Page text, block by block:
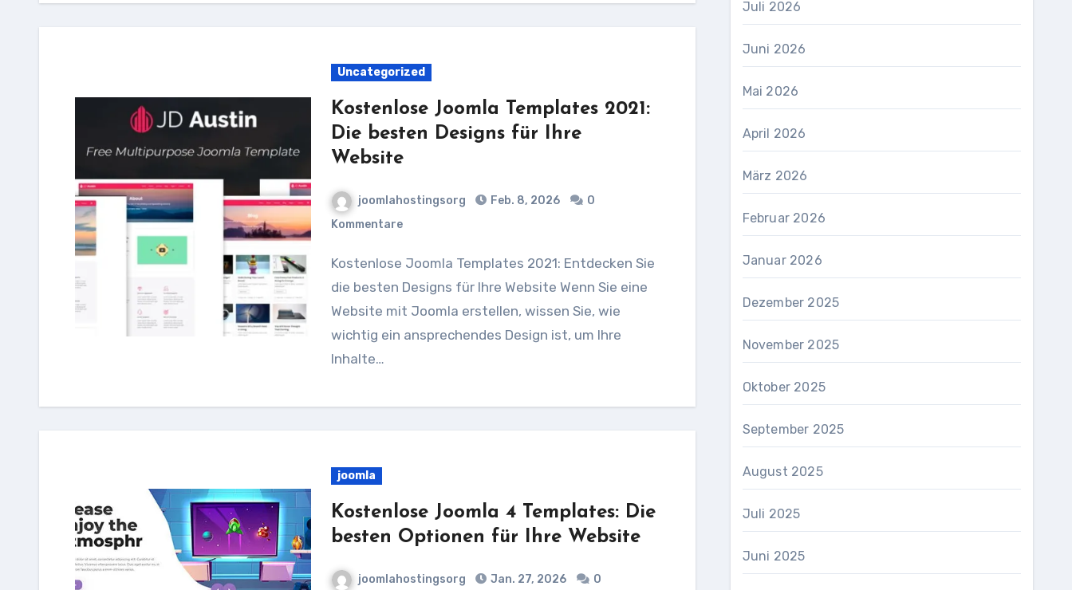
Uncategorized
Kostenlose Joomla Templates 2021:
Die besten Designs für Ihre
Website
joomlahostingsorg Feb. 8, 2026
0
Kommentare
Kostenlose Joomla Templates 2021: Entdecken Sie
die besten Designs für Ihre Website Wenn Sie eine
Website mit Joomla erstellen, wissen Sie, wie
wichtig ein ansprechendes Design ist, um Ihre
Inhalte…
joomla
Kostenlose Joomla 4 Templates: Die
besten Optionen für Ihre Website
joomlahostingsorg Jan. 27, 2026
0
Juli 2026
Juni 2026
Mai 2026
April 2026
März 2026
Februar 2026
Januar 2026
Dezember 2025
November 2025
Oktober 2025
September 2025
August 2025
Juli 2025
Juni 2025